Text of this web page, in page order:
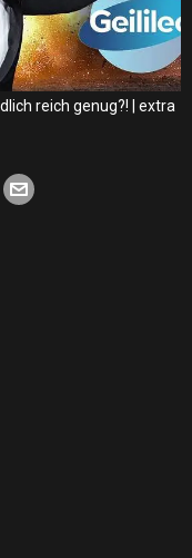
reich genug?! | extra